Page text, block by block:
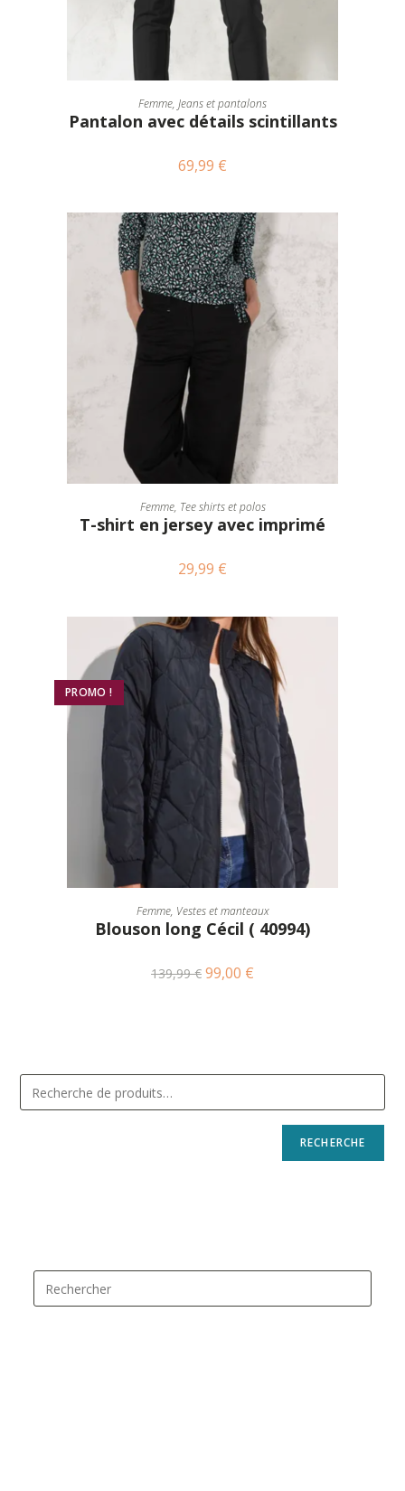
CHOIX DES OPTIONS
Femme, Jeans et pantalons
Pantalon avec détails scintillants
69,99 €
CHOIX DES OPTIONS
Femme, Tee shirts et polos
T-shirt en jersey avec imprimé
29,99 €
PROMO !
CHOIX DES OPTIONS
Femme, Vestes et manteaux
Blouson long Cécil ( 40994)
139,99€ 99,00 €
RECHERCHE